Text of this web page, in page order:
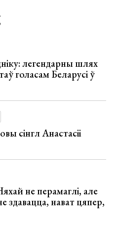
легендарны шлях
голасам Беларусі ў
сінгл Анастасіі
не перамаглі, але
здавацца, нават цяпер,